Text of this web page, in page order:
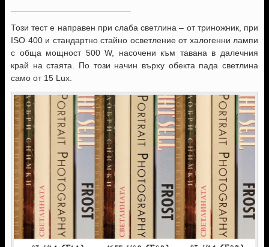
Този тест е направен при слаба светлина – от триножник, при
ISO 400 и стандартно стайно осветление от халогенни лампи
с обща мощност 500 W, насочени към тавана в далечния
край на стаята. По този начин върху обекта пада светлина
само от 15 Lux.